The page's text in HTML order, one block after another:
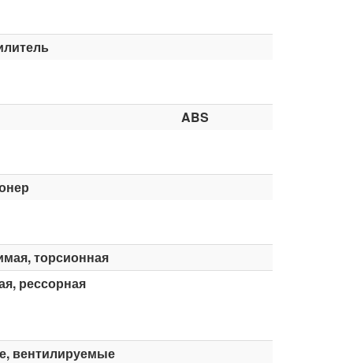
ABS
торсионная
рессорная
вентилируемые